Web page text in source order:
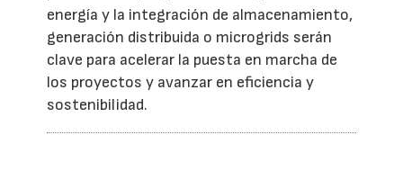
energía y la integración de almacenamiento,
generación distribuida o microgrids serán
clave para acelerar la puesta en marcha de
los proyectos y avanzar en eficiencia y
sostenibilidad.